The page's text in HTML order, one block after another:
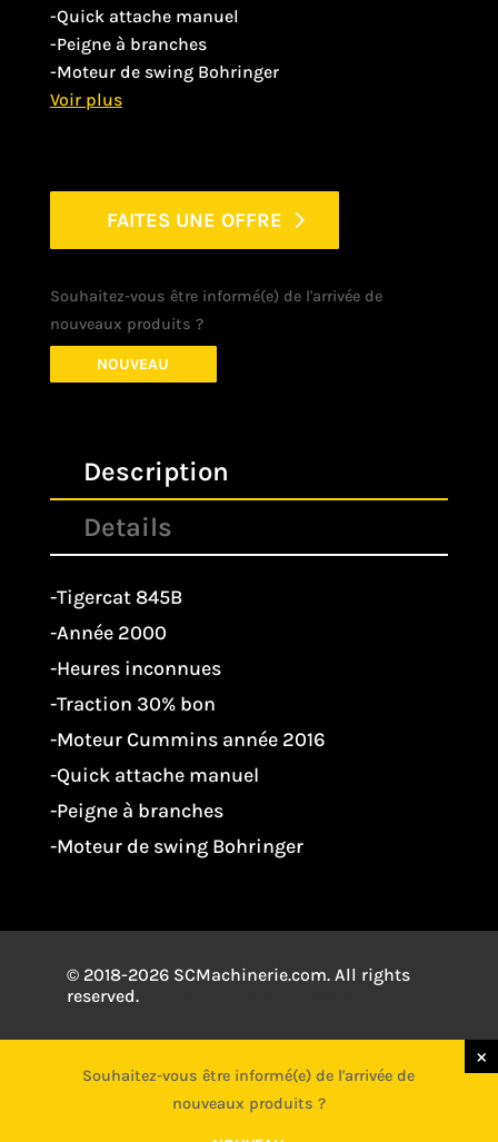
-Quick attache manuel
-Peigne à branches
-Moteur de swing Bohringer
FAITES UNE OFFRE
Souhaitez-vous être informé(e) de l'arrivée de
nouveaux produits ?
NOUVEAU
Description
Details
-Tigercat 845B
-Année 2000
-Heures inconnues
-Traction 30% bon
-Moteur Cummins année 2016
-Quick attache manuel
-Peigne à branches
-Moteur de swing Bohringer
© 2018-2026 SCMachinerie.com. All rights
reserved.
Souhaitez-vous être informé(e) de l'arrivée de
nouveaux produits ?
×
Souhaitez-vous être informé(e) de l'arrivée de
nouveaux produits ?
×